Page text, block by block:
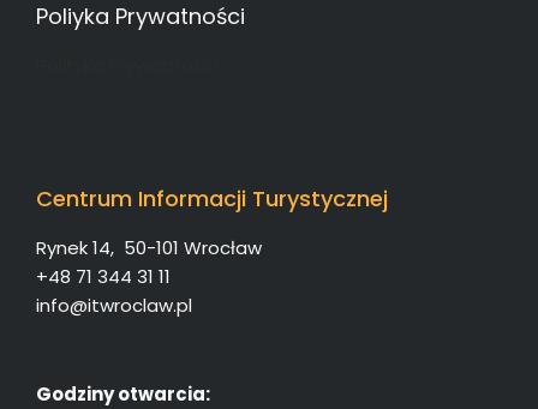
Poliyka Prywatności
Centrum Informacji Turystycznej
Rynek 14, 50-101 Wrocław
+48 71 344 31 11
info@itwroclaw.pl
Godziny otwarcia: